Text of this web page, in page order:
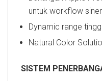
untuk workflow
Dynamic range
Natural Color
SISTEM